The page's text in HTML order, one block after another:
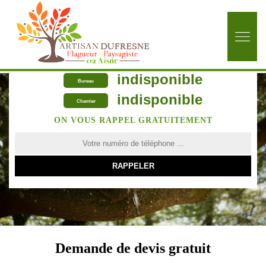
Bureau indisponible
Chantier indisponible
ON VOUS RAPPEL GRATUITEMENT
Demande de devis gratuit